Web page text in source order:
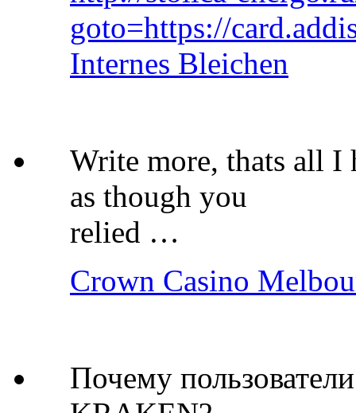
goto=https://
Internes Bleichen
Write more, thats all I
as though you
relied …
Crown Casino
Почему